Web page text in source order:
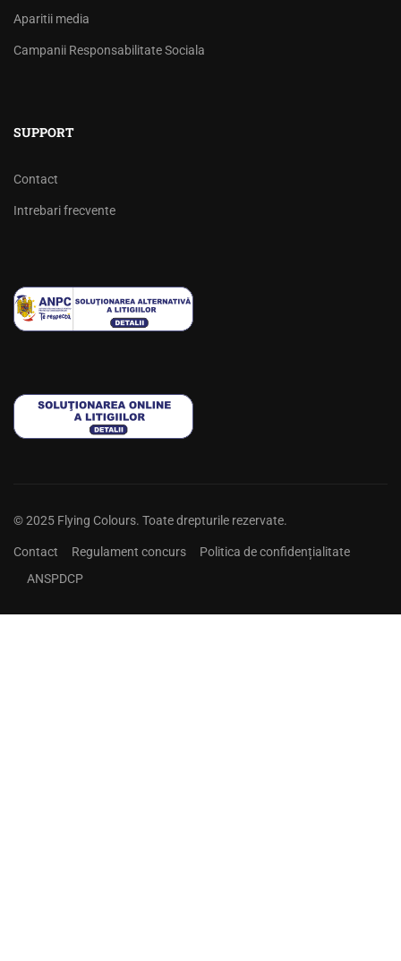
Aparitii media
Campanii Responsabilitate Sociala
SUPPORT
Contact
Intrebari frecvente
© 2025 Flying Colours. Toate drepturile rezervate.
Contact Regulament concurs
Politica de confidențialitate
ANSPDCP